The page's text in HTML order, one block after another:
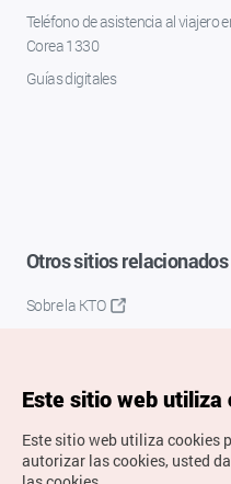
Teléfono de asistencia al viajero
Corea 1330
Guías digitales
Otros sitios relacionados
Sobre la KTO
Este sitio web utiliza
Este sitio web utiliza cookies
autorizar las cookies, usted